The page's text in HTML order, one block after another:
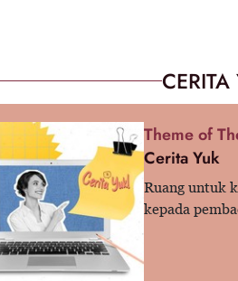
Theme of
Cerita Yuk
Ruang untuk
kepada